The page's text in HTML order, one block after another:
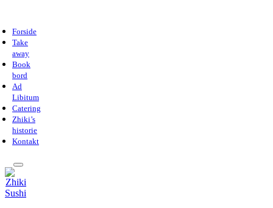
Forside
Take
away
Book
bord
Ad
Libitum
Catering
Zhiki’s
historie
Kontakt